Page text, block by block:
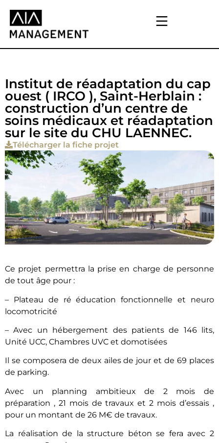
Institut de réadaptation du cap
ouest ( IRCO ), Saint-Herblain :
construction d’un centre de
soins médicaux et réadaptation
sur le site du CHU LAENNEC.
Télécharger la fiche projet
Ce projet permettra la prise en charge de personne
de tout âge pour :
– Plateau de ré éducation fonctionnelle et neuro
locomotricité
– Avec un hébergement des patients de 146 lits,
Unité UCC, Chambres UVC et domotisées
Il se composera de deux ailes de jour et de 69 places
de parking.
Avec un planning ambitieux de 2 mois de
préparation , 21 mois de travaux et 2 mois d’essais ,
pour un montant de 26 M€ de travaux.
La réalisation de la structure béton se fera avec 2